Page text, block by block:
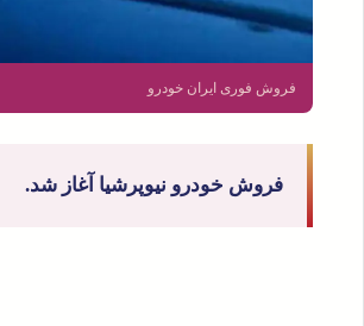
فروش فوری ایران خودرو
فروش خودرو نیوپرشیا آغاز شد.